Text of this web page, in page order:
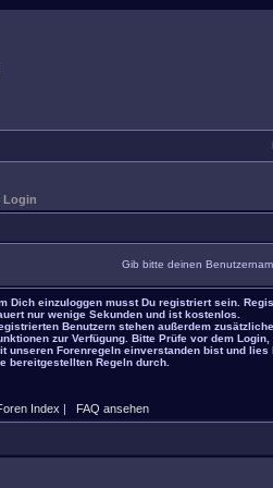
Login
Gib bitte deinen
Dich einzuloggen musst Du registriert sein.
nur wenige Sekunden und ist kostenlos.
Benutzern stehen außerdem zusätzliche
zur Verfügung. Bitte Prüfe vor dem Login,
unseren Forenregeln einverstanden bist und lies
bereitgestellten Regeln durch.
Index | FAQ ansehen